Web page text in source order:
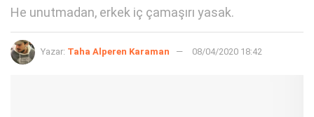
He unutmadan, erkek iç çamaşırı yasak.
Yazar: Taha Alperen Karaman 08/04/2020 18:42